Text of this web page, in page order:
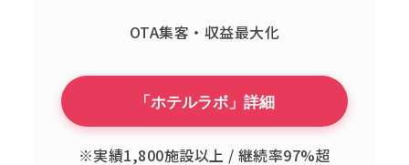
OTA集客・収益最大化
「ホテルラボ」詳細
※実績1,800施設以上 / 継続率97%超